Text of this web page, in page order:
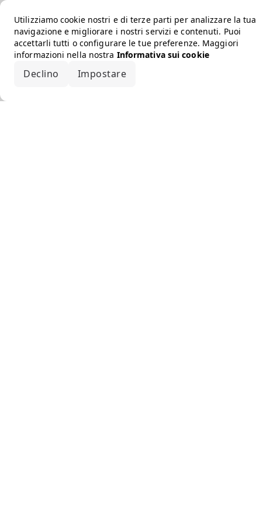
Utilizziamo cookie nostri e di terze parti per analizzare la tua
navigazione e migliorare i nostri servizi e contenuti. Puoi
accettarli tutti o configurare le tue preferenze. Maggiori
informazioni nella nostra Informativa sui cookie
Declino Impostare